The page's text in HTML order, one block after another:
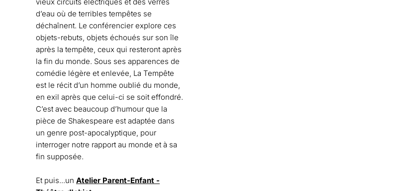
d’eau où de terribles tempêtes se
déchaînent. Le conférencier explore ces
objets-rebuts, objets échoués sur son île
après la tempête, ceux qui resteront après
la fin du monde. Sous ses apparences de
comédie légère et enlevée, La Tempête
est le récit d’un homme oublié du monde,
en exil après que celui-ci se soit effondré.
C’est avec beaucoup d’humour que la
pièce de Shakespeare est adaptée dans
un genre post-apocalyptique, pour
interroger notre rapport au monde et à sa
fin supposée.
Et puis...un Atelier Parent-Enfant -